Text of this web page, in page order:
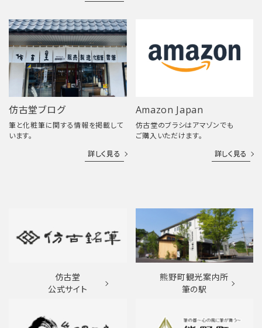
仿古堂ブログ
筆と化粧筆に関する情報を掲載して
います。
詳しく見る
Amazon Japan
仿古堂のブラシはアマゾンでも
ご購入いただけます。
詳しく見る
仿古堂
公式サイト
熊野町観光案内所
筆の駅